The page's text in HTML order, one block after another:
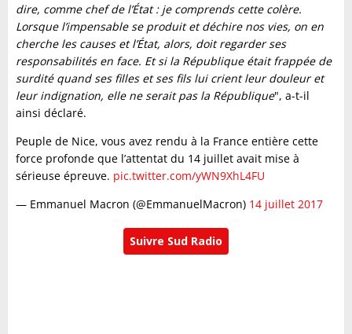
dire, comme chef de l’État : je comprends cette colère.
Lorsque l’impensable se produit et déchire nos vies, on en
cherche les causes et l’État, alors, doit regarder ses
responsabilités en face. Et si la République était frappée de
surdité quand ses filles et ses fils lui crient leur douleur et
leur indignation, elle ne serait pas la République", a-t-il
ainsi déclaré.
Peuple de Nice, vous avez rendu à la France entière cette
force profonde que l’attentat du 14 juillet avait mise à
sérieuse épreuve. pic.twitter.com/yWN9XhL4FU
— Emmanuel Macron (@EmmanuelMacron) 14 juillet 2017
Suivre Sud Radio